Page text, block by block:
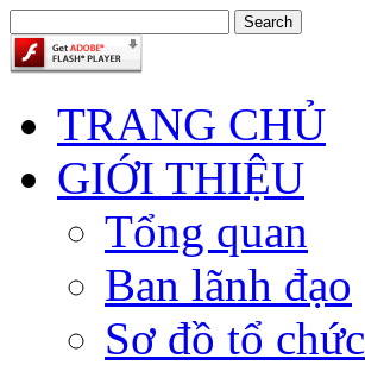
TRANG CHỦ
GIỚI THIỆU
Tổng quan
Ban lãnh đạo
Sơ đồ tổ chức